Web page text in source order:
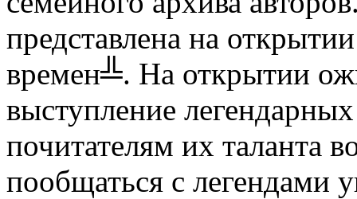
представлена на
времен╩. На открытии
выступление
почитателям их таланта
пообщаться с легендами